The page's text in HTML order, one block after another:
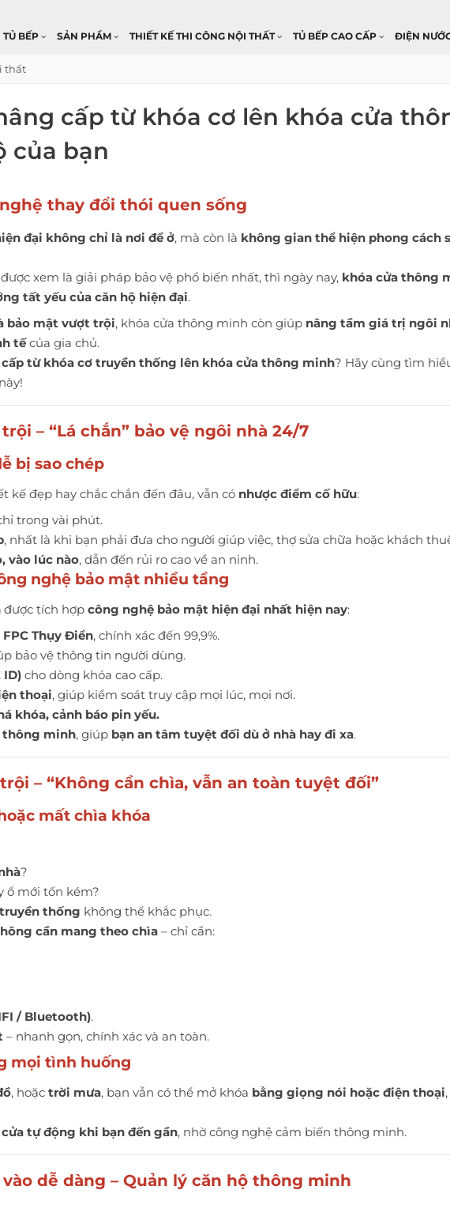
TỦ BẾP SẢN PHẨM THIẾT KẾ THI CÔNG NỘI THẤT TỦ BẾP CAO CẤP ĐIỆN
thất
cấp từ khóa cơ lên khóa cửa
của bạn
thay đổi thói quen sống
đại không chỉ là nơi để ở, mà còn là không gian thể hiện phong cách
được xem là giải pháp bảo vệ phổ biến nhất, thì ngày nay, khóa cửa thông
tất yếu của căn hộ hiện đại.
bảo mật vượt trội, khóa cửa thông minh còn giúp nâng tầm giá trị ngôi
tếcủa gia chủ.
từ khóa cơ truyền thống lên khóa cửa thông minh? Hãy cùng tìm
– “Lá chắn” bảo vệ ngôi nhà 24/7
bị sao chép
kế đẹp hay chắc chắn đến đâu, vẫn có nhược điểm cố hữu:
trong vài phút.
, nhất là khi bạn phải đưa cho người giúp việc, thợ sửa chữa hoặc khách
vào lúc nào, dẫn đến rủi ro cao về an ninh.
nghệ bảo mật nhiều tầng
được tích hợp công nghệ bảo mật hiện đại nhất hiện nay:
Thụy Điển, chính xác đến 99,9%.
bảo vệ thông tin người dùng.
ID) cho dòng khóa cao cấp.
thoại, giúp kiểm soát truy cập mọi lúc, mọi nơi.
khóa, cảnh báo pin yếu.
thông minh, giúp bạn an tâm tuyệt đối dù ở nhà hay đi xa.
– “Không cần chìa, vẫn an toàn tuyệt đối”
mất chìa khóa
?
ổ mới tốn kém?
thống không thể khắc phục.
cần mang theo chìa – chỉ cần:
/ Bluetooth).
– nhanh gọn, chính xác và an toàn.
mọi tình huống
, hoặc trời mưa, bạn vẫn có thể mở khóa bằng giọng nói hoặc điện thoại
tự động khi bạn đến gần, nhờ công nghệ cảm biến thông minh.
dễ dàng – Quản lý căn hộ thông minh